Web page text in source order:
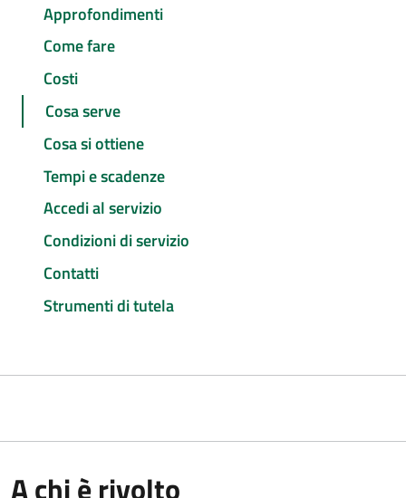
Approfondimenti
Come fare
Costi
Cosa serve
Cosa si ottiene
Tempi e scadenze
Accedi al servizio
Condizioni di servizio
Contatti
Strumenti di tutela
A chi è rivolto